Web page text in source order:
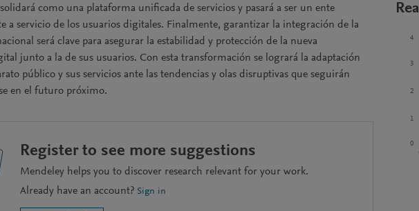
como una plataforma unificada de servicios y pasará a ser un ente
a servicio de los usuarios digitales. Finalmente, garantizar la integración de la
será clave para asegurar la estabilidad y protección de la nueva
junto a la de sus usuarios. Con esta transformación se logrará la adaptación
público y sus servicios ante las tendencias y olas disruptivas que seguirán
en el futuro próximo.
Register to see more suggestions
Mendeley helps you to discover research relevant for your work.
Already have an account? Sign in
0
1
2
3
4